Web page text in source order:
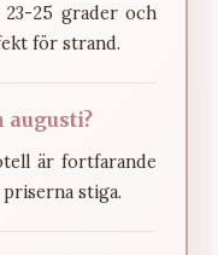
25 grader och
för strand.
är fortfarande
stiga.